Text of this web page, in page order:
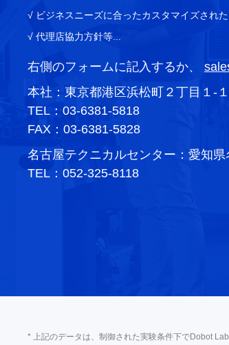
√ ビジネスニーズに合ったカスタマイズされ
√ 代理店協力方針等...
右側のフォームに記入するか、
本社：東京都港区浜松町２丁目１-
TEL：03-6381-5818
FAX：03-6381-5828
名古屋テクニカルセンター：愛知
TEL：052-325-8118
* 上記のデータは、制御された実験条件下でDobot